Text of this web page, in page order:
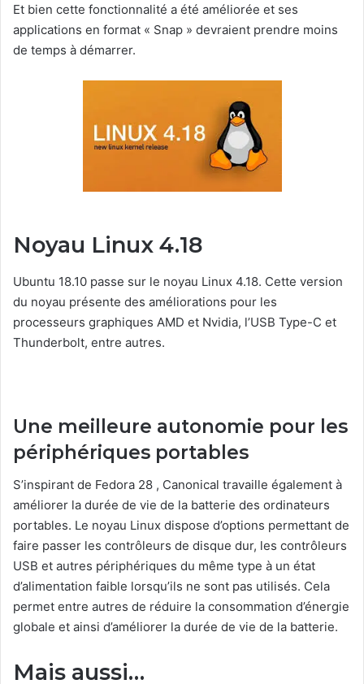
Et bien cette fonctionnalité a été améliorée et ses
applications en format « Snap » devraient prendre moins
de temps à démarrer.
Noyau Linux 4.18
Ubuntu 18.10 passe sur le noyau Linux 4.18. Cette version
du noyau présente des améliorations pour les
processeurs graphiques AMD et Nvidia, l’USB Type-C et
Thunderbolt, entre autres.
Une meilleure autonomie pour les
périphériques portables
S’inspirant de Fedora 28 , Canonical travaille également à
améliorer la durée de vie de la batterie des ordinateurs
portables. Le noyau Linux dispose d’options permettant de
faire passer les contrôleurs de disque dur, les contrôleurs
USB et autres périphériques du même type à un état
d’alimentation faible lorsqu’ils ne sont pas utilisés. Cela
permet entre autres de réduire la consommation d’énergie
globale et ainsi d’améliorer la durée de vie de la batterie.
Mais aussi…